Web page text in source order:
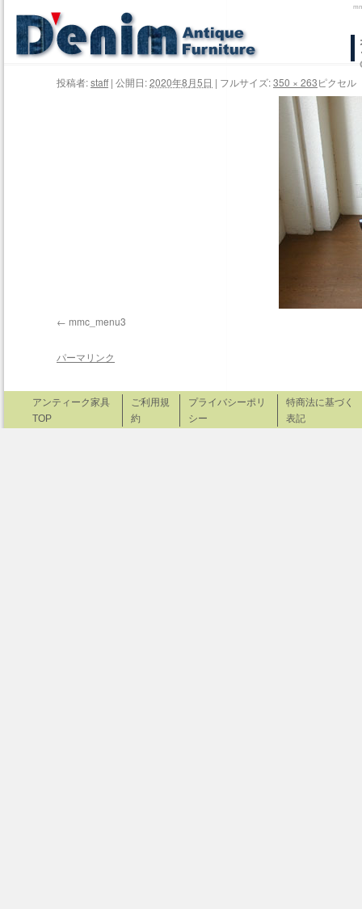
テ
ン
ツ
へ
ス
投稿者:staff | 公開日:2020年8月5日 | フルサイズ:350 × 263ピクセル
mmc_menu3
パーマリンク
アンティーク家具
TOP
ご利用規
約
プライバシーポリ
シー
特商法に基づく
表記